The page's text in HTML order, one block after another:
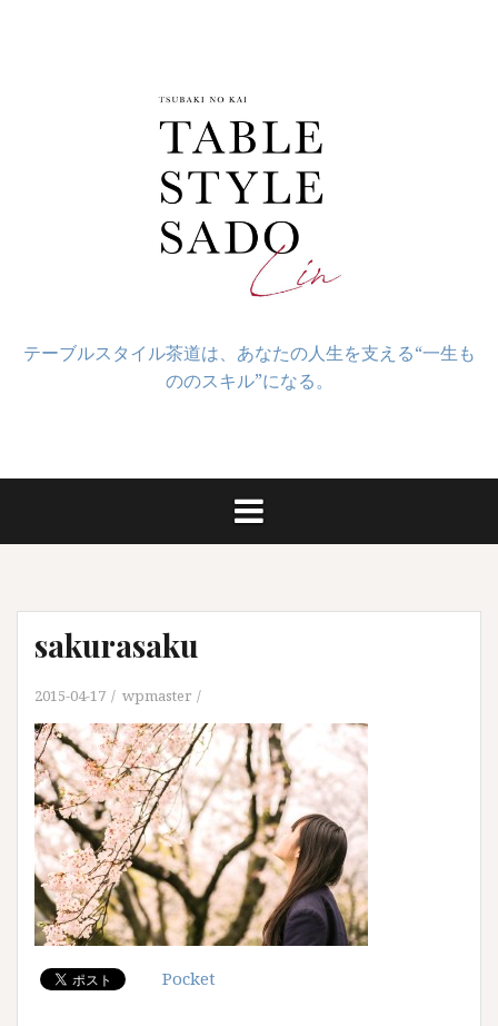
テーブルスタイル茶道は、あなたの人生を支える“一生も
ののスキル”になる。
sakurasaku
2015-04-17 wpmaster
Pocket